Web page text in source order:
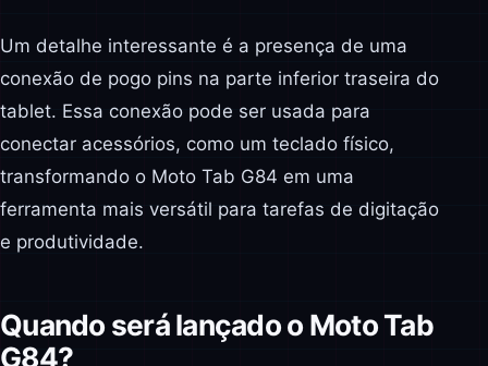
Um detalhe interessante é a presença de uma
conexão de pogo pins na parte inferior traseira do
tablet. Essa conexão pode ser usada para
conectar acessórios, como um teclado físico,
transformando o Moto Tab G84 em uma
ferramenta mais versátil para tarefas de digitação
e produtividade.
Quando será lançado o Moto Tab
G84?